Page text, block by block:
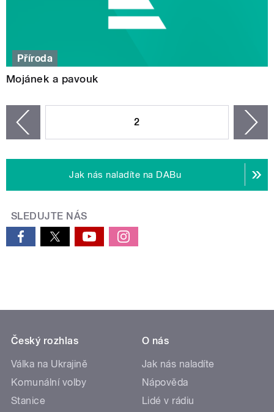
Příroda
Mojánek a pavouk
2
Jak nás naladíte na DABu
SLEDUJTE NÁS
Český rozhlas
Válka na Ukrajině
Komunální volby
Stanice
O nás
Jak nás naladíte
Nápověda
Lidé v rádiu